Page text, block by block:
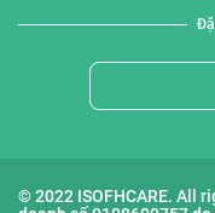
© 2022 ISOFHCARE. All